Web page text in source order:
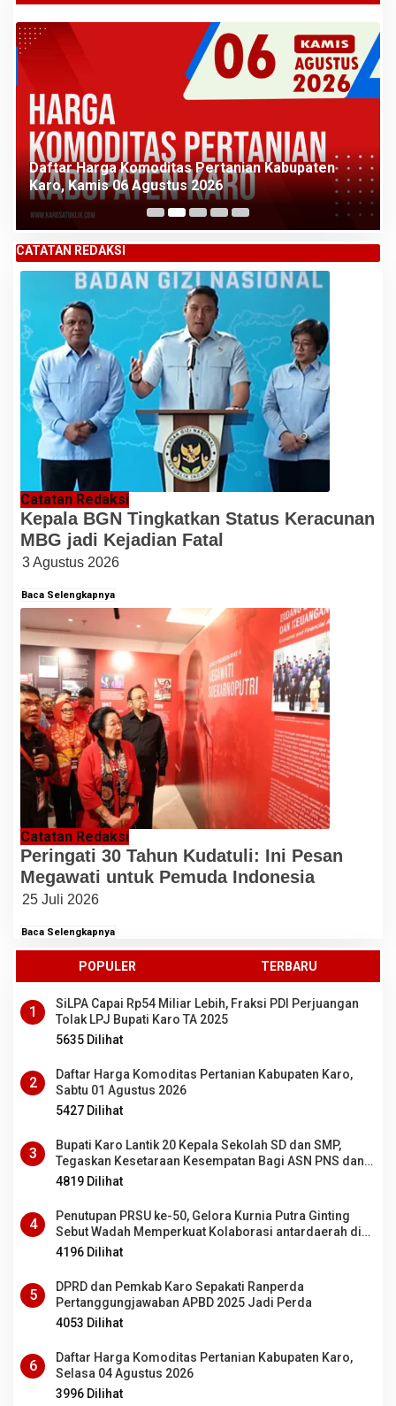
Daftar Harga Komoditas Pertanian Kabupaten
Karo, Kamis 06 Agustus 2026
CATATAN REDAKSI
Catatan Redaksi
Kepala BGN Tingkatkan Status Keracunan
MBG jadi Kejadian Fatal
3 Agustus 2026
Baca Selengkapnya
Catatan Redaksi
Peringati 30 Tahun Kudatuli: Ini Pesan
Megawati untuk Pemuda Indonesia
25 Juli 2026
Baca Selengkapnya
POPULER TERBARU
1
SiLPA Capai Rp54 Miliar Lebih, Fraksi PDI Perjuangan
Tolak LPJ Bupati Karo TA 2025
5635 Dilihat
2
Daftar Harga Komoditas Pertanian Kabupaten Karo,
Sabtu 01 Agustus 2026
5427 Dilihat
3
Bupati Karo Lantik 20 Kepala Sekolah SD dan SMP,
Tegaskan Kesetaraan Kesempatan Bagi ASN PNS dan
PPPK
4819 Dilihat
4
Penutupan PRSU ke-50, Gelora Kurnia Putra Ginting
Sebut Wadah Memperkuat Kolaborasi antardaerah di
Sumut
4196 Dilihat
5
DPRD dan Pemkab Karo Sepakati Ranperda
Pertanggungjawaban APBD 2025 Jadi Perda
4053 Dilihat
6
Daftar Harga Komoditas Pertanian Kabupaten Karo,
Selasa 04 Agustus 2026
3996 Dilihat